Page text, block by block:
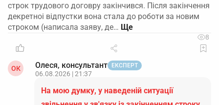
строк трудового договру закінчився. Після закінчення
декретноі відпустки вона стала до роботи за новим
строком (написала заяву, де…
8
ОК Олеся, консультант ЕКСПЕРТ
06.08.2026 | 21:37
На мою думку, у наведеній ситуації